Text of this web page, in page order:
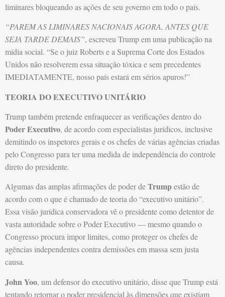
liminares bloqueando as ações de seu governo em todo o país.
“PAREM AS LIMINARES NACIONAIS AGORA, ANTES QUE
SEJA TARDE DEMAIS”, escreveu Trump em uma publicação na
mídia social. “Se o juiz Roberts e a Suprema Corte dos Estados
Unidos não resolverem essa situação tóxica e sem precedentes
IMEDIATAMENTE, nosso país estará em sérios apuros!”
TEORIA DO EXECUTIVO UNITÁRIO
Trump também pretende enfraquecer as verificações dentro do
Poder Executivo, de acordo com especialistas jurídicos, inclusive
demitindo os inspetores gerais e os chefes de várias agências criadas
pelo Congresso para ter uma medida de independência do controle
direto do presidente.
Algumas das amplas afirmações de poder deTrumpestão de
acordo com o que é chamado de teoria do “executivo unitário”.
Essa visão jurídica conservadora vê o presidente como detentor de
vasta autoridade sobre o Poder Executivo — mesmo quando o
Congresso procura impor limites, como proteger os chefes de
agências independentes contra demissões em massa sem justa
causa.
John Yoo, um defensor do executivo unitário, disse que Trump está
tentando retornar o poder presidencial às dimensões que existiam